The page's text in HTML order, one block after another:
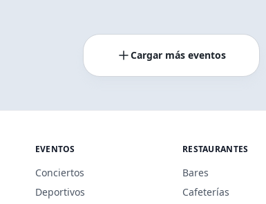
Cargar más eventos
EVENTOS
Conciertos
Deportivos
RESTAURANTES
Bares
Cafeterías